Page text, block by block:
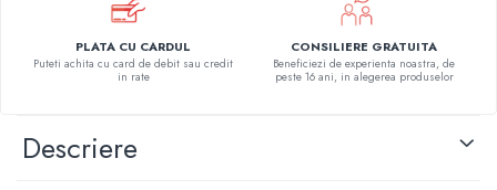
PLATA CU CARDUL
Puteti achita cu card de debit sau credit
in rate
CONSILIERE GRATUITA
Beneficiezi de experienta noastra, de
peste 16 ani, in alegerea produselor
Descriere